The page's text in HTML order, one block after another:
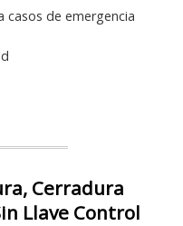
casos de emergencia
Cerradura
Llave Control